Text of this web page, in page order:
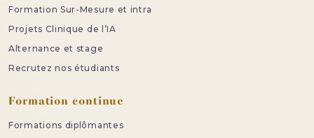
Formation Sur-Mesure et intra
Projets Clinique de l’IA
Alternance et stage
Recrutez nos étudiants
Formation continue
Formations diplômantes